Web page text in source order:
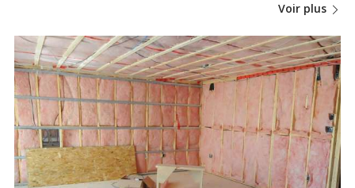
Voir plus